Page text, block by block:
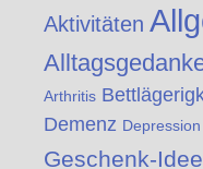
Aktivitäten
Arthritis
Demenz Depression
Geschenk-